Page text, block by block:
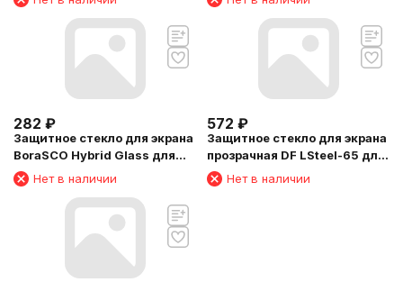
1шт. (DF SSTEEL-76)
X306X/TB-X306F 10" 1шт.
282 ₽
Защитное стекло для экрана
BoraSCO Hybrid Glass для
Apple iPad Pro 2021 11" 11"
1шт. (40256)
Нет в наличии
572 ₽
Защитное стекло для экрана
прозрачная DF LSteel-65 для
Lenovo M10 Plus 10.3" 1шт.
Нет в наличии